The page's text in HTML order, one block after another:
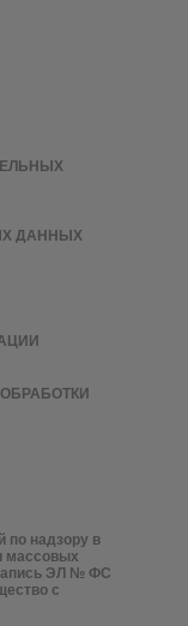
по надзору в
массовых
ЭЛ № ФС
с
ДАННЫХ